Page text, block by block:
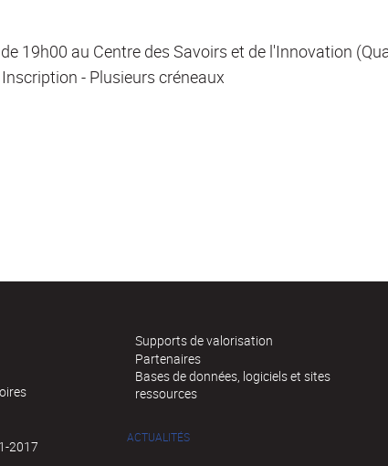
19h00 au Centre des Savoirs et de l'Innovation
- Plusieurs créneaux
2017
Supports de valorisation
Partenaires
Bases de données, logiciels et sites
ressources
ACTUALITÉS